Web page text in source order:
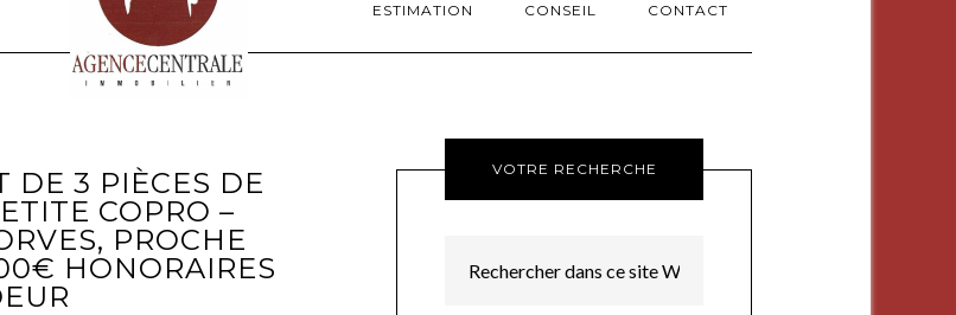
ESTIMATION CONSEIL CONTACT
DE 3 PIÈCES DE
COPRO –
PROCHE
HONORAIRES
VOTRE RECHERCHE